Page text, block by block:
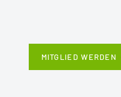
MITGLIED WERDEN